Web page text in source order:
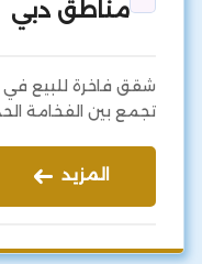
مناطق دبي
شقق فاخرة للبيع
تجمع بين الفخامة
المزيد